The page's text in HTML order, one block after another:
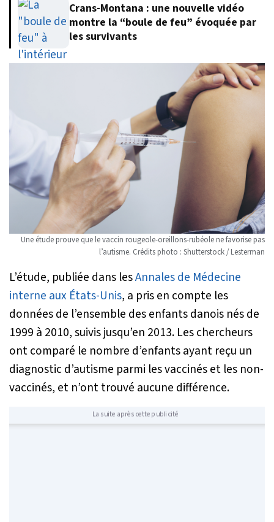
Crans-Montana : une nouvelle vidéo
montre la “boule de feu” évoquée par
les survivants
Une étude prouve que le vaccin rougeole-oreillons-rubéole ne favorise pas
l’autisme. Crédits photo : Shutterstock / Lesterman
L’étude, publiée dans lesAnnales de Médecine
interne aux États-Unis, a pris en compte les
données de l’ensemble des enfants danois nés de
1999 à 2010, suivis jusqu’en 2013. Les chercheurs
ont comparé le nombre d’enfants ayant reçu un
diagnostic d’autisme parmi les vaccinés et les non-
vaccinés, et n’ont trouvé aucune différence.
La suite après cette publicité